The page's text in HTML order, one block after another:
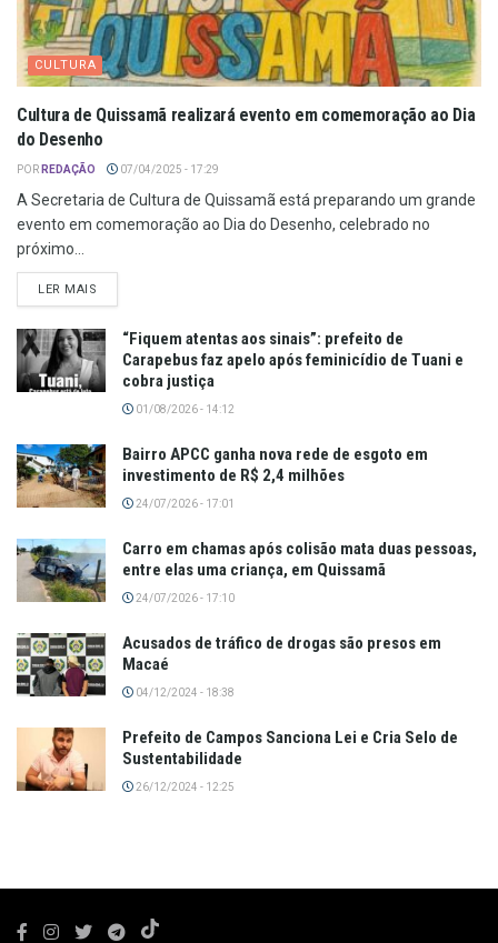
CULTURA
Cultura de Quissamã realizará evento em comemoração ao Dia
do Desenho
POR REDAÇÃO 07/04/2025 - 17:29
A Secretaria de Cultura de Quissamã está preparando um grande
evento em comemoração ao Dia do Desenho, celebrado no
próximo...
LER MAIS
“Fiquem atentas aos sinais”: prefeito de
Carapebus faz apelo após feminicídio de Tuani e
cobra justiça
01/08/2026 - 14:12
Bairro APCC ganha nova rede de esgoto em
investimento de R$ 2,4 milhões
24/07/2026 - 17:01
Carro em chamas após colisão mata duas pessoas,
entre elas uma criança, em Quissamã
24/07/2026 - 17:10
Acusados de tráfico de drogas são presos em
Macaé
04/12/2024 - 18:38
Prefeito de Campos Sanciona Lei e Cria Selo de
Sustentabilidade
26/12/2024 - 12:25